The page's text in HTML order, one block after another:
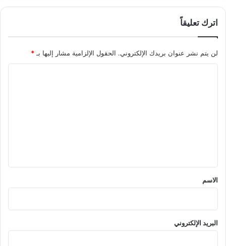
اترك تعليقاً
لن يتم نشر عنوان بريدك الإلكتروني. الحقول الإلزامية مشار إليها بـ *
*
الاسم
البريد الإلكتروني